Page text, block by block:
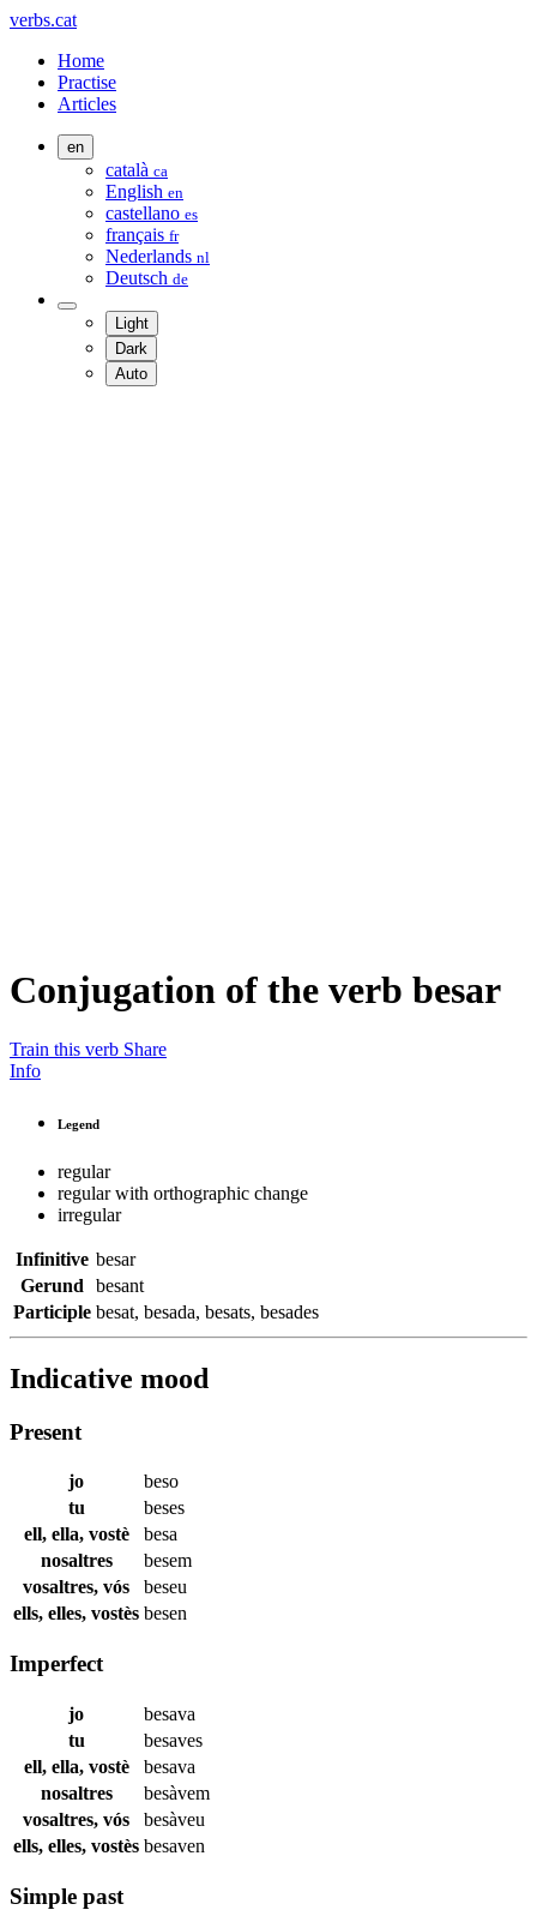
verbs.cat
Home
Practise
Articles
en
català ca
English en
castellano es
français fr
Nederlands nl
Deutsch de
Light
Dark
Auto
Conjugation of the verb besar
Train this verb Share
Info
Legend
regular
regular with orthographic change
irregular
Infinitive besar
Gerund
besant
Participle besat, besada, besats, besades
Indicative mood
Present
jo
beso
tu
beses
ell, ella, vostè
besa
nosaltres
besem
vosaltres, vós
beseu
ells, elles, vostès besen
Imperfect
jo
besava
tu
besaves
ell, ella, vostè
besava
nosaltres
besàvem
vosaltres, vós
besàveu
ells, elles, vostès besaven
Simple past